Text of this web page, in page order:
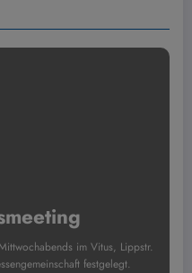
im Vitus, Lippstr.
festgelegt.